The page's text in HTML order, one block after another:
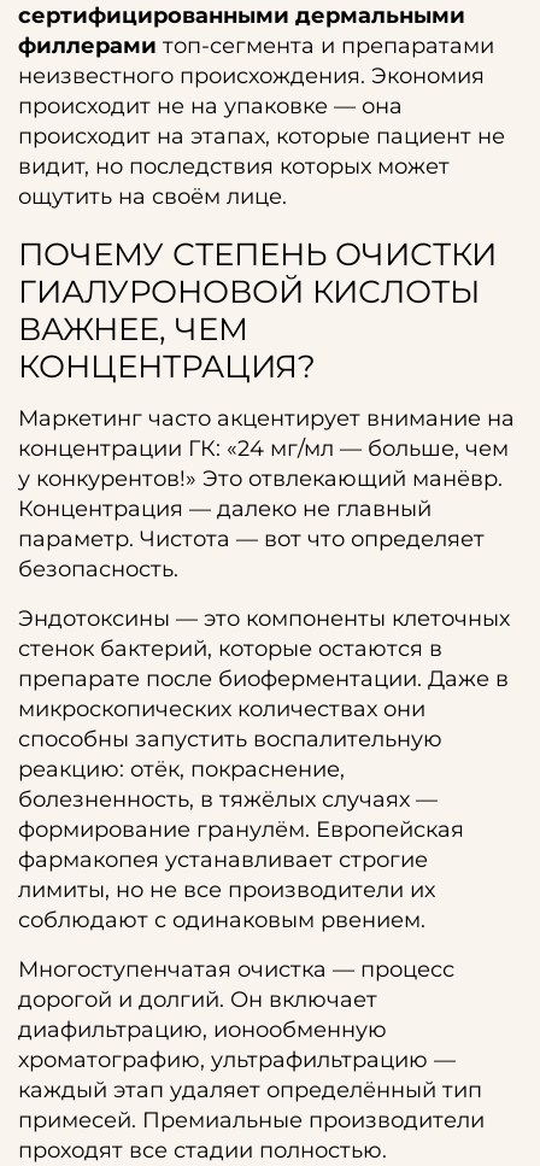
сертифицированными дермальными
филлерами топ-сегмента и препаратами
неизвестного происхождения. Экономия
происходит не на упаковке — она
происходит на этапах, которые пациент не
видит, но последствия которых может
ощутить на своём лице.
ПОЧЕМУ СТЕПЕНЬ ОЧИСТКИ
ГИАЛУРОНОВОЙ КИСЛОТЫ
ВАЖНЕЕ, ЧЕМ
КОНЦЕНТРАЦИЯ?
Маркетинг часто акцентирует внимание на
концентрации ГК: «24 мг/мл — больше, чем
у конкурентов!» Это отвлекающий манёвр.
Концентрация — далеко не главный
параметр. Чистота — вот что определяет
безопасность.
Эндотоксины — это компоненты клеточных
стенок бактерий, которые остаются в
препарате после биоферментации. Даже в
микроскопических количествах они
способны запустить воспалительную
реакцию: отёк, покраснение,
болезненность, в тяжёлых случаях —
формирование гранулём. Европейская
фармакопея устанавливает строгие
лимиты, но не все производители их
соблюдают с одинаковым рвением.
Многоступенчатая очистка — процесс
дорогой и долгий. Он включает
диафильтрацию, ионообменную
хроматографию, ультрафильтрацию —
каждый этап удаляет определённый тип
примесей. Премиальные производители
проходят все стадии полностью.